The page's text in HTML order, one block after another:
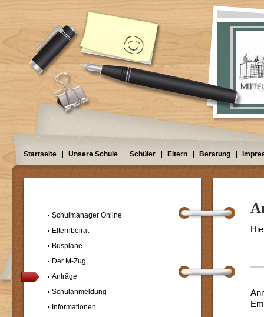
Startseite Unsere Schule Schüler Eltern Beratung
Schulmanager Online
Elternbeirat
Buspläne
Der M-Zug
Anträge
Schulanmeldung
Informationen